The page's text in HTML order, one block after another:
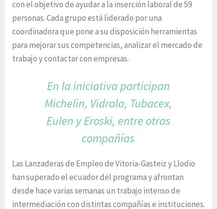
con el objetivo de ayudar a la inserción laboral de 59
personas. Cada grupo está liderado por una
coordinadora que pone a su disposición herramientas
para mejorar sus competencias, analizar el mercado de
trabajo y contactar con empresas.
En la iniciativa participan
Michelin, Vidrala, Tubacex,
Eulen y Eroski, entre otras
compañías
Las Lanzaderas de Empleo de Vitoria-Gasteiz y Llodio
han superado el ecuador del programa y afrontan
desde hace varias semanas un trabajo intenso de
intermediación con distintas compañías e instituciones.